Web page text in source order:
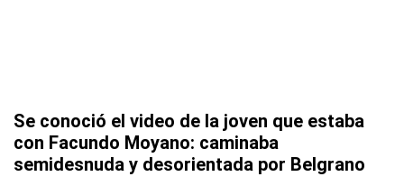
Se conoció el video de la joven que estaba
con Facundo Moyano: caminaba
semidesnuda y desorientada por Belgrano